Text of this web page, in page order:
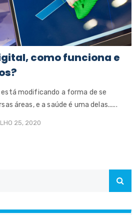
como funciona e
modificando a forma de se
áreas, e a saúde é uma delas......
25, 2020